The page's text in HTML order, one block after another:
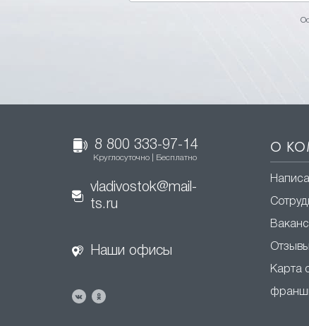
8 800 333-97-14
Круглосуточно | Бесплатно
vladivostok@mail-
ts.ru
Наши офисы
О
Отзывы
Карта